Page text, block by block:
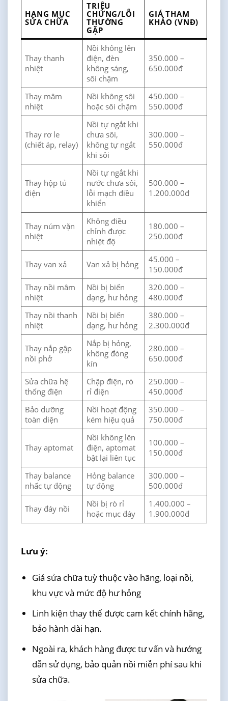
HẠNG MỤC
SỬA CHỮA
TRIỆU
CHỨNG/LỖI
THƯỜNG
GẶP
GIÁ THAM
KHẢO (VNĐ)
Thay thanh
nhiệt
Nồi không lên
điện, đèn
không sáng,
sôi chậm
350.000 –
650.000đ
Thay mâm
nhiệt
Nồi không sôi
hoặc sôi chậm
450.000 –
550.000đ
Thay rơ le
(chiết áp, relay)
Nồi tự ngắt khi
chưa sôi,
không tự ngắt
khi sôi
300.000 –
550.000đ
Thay hộp tủ
điện
Nồi tự ngắt khi
nước chưa sôi,
lỗi mạch điều
khiển
500.000 –
1.200.000đ
Thay núm vặn
nhiệt
Không điều
chỉnh được
nhiệt độ
180.000 –
250.000đ
Thay van xả Van xả bị hỏng
45.000 –
150.000đ
Thay nồi mâm
nhiệt
Nồi bị biến
dạng, hư hỏng
320.000 –
480.000đ
Thay nồi thanh
nhiệt
Nồi bị biến
dạng, hư hỏng
380.000 –
2.300.000đ
Thay nắp gập
nồi phở
Nắp bị hỏng,
không đóng
kín
280.000 –
650.000đ
Sửa chữa hệ
thống điện
Chập điện, rò
rỉ điện
250.000 –
450.000đ
Bảo dưỡng
toàn diện
Nồi hoạt động
kém hiệu quả
350.000 –
750.000đ
Thay aptomat
Nồi không lên
điện, aptomat
bật lại liên tục
100.000 –
150.000đ
Thay balance
nhấc tự động
Hỏng balance
tự động
300.000 –
500.000đ
Thay đáy nồi
Nồi bị rò rỉ
hoặc mục đáy
1.400.000 –
1.900.000đ
Lưu ý:
Giá sửa chữa tuỳ thuộc vào hãng, loại nồi,
khu vực và mức độ hư hỏng
Linh kiện thay thế được cam kết chính hãng,
bảo hành dài hạn.
Ngoài ra, khách hàng được tư vấn và hướng
dẫn sử dụng, bảo quản nồi miễn phí sau khi
sửa chữa.